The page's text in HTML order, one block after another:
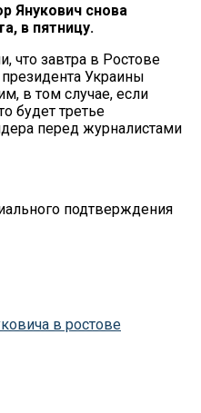
Янукович снова
в пятницу.
что завтра в Ростове
Украины
в том случае, если
будет третье
перед журналистами
подтверждения
в ростове